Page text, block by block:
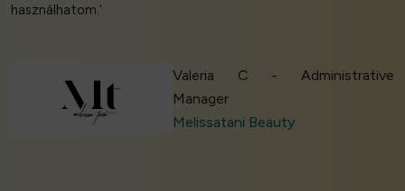
használhatom.’
Valeria C - Administrative
Manager
Melissatani Beauty